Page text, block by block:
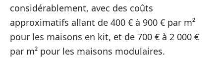
considérablement, avec des coûts
approximatifs allant de 400 € à 900 € par m²
pour les maisons en kit, et de 700 € à 2 000 €
par m² pour les maisons modulaires.